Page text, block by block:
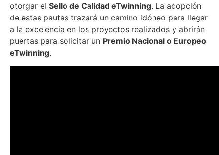
otorgar el Sello de Calidad eTwinning. La adopción
de estas pautas trazará un camino idóneo para llegar
a la excelencia en los proyectos realizados y abrirán
puertas para solicitar un Premio Nacional o Europeo
eTwinning.